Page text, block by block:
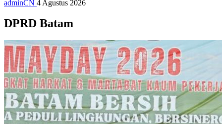
adminCN 4 Agustus 2026
DPRD Batam